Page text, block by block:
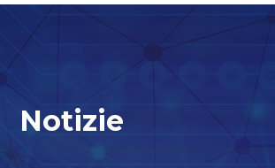
Notizie